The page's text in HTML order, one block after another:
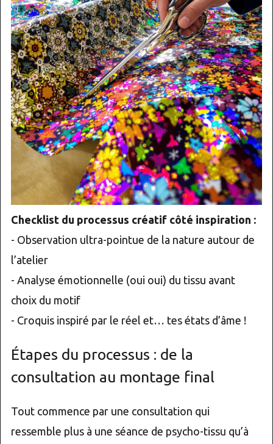
Checklist du processus créatif côté inspiration :
- Observation ultra-pointue de la nature autour de
l’atelier
- Analyse émotionnelle (oui oui) du tissu avant
choix du motif
- Croquis inspiré par le réel et… tes états d’âme !
Étapes du processus : de la
consultation au montage final
Tout commence par une consultation qui
ressemble plus à une séance de psycho-tissu qu’à